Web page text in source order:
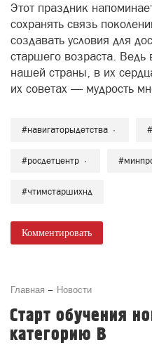
Этот праздник
сохранять связь
создавать условия для
старшего возраста. Ведь
нашей страны, в их
их советах — мудрость
#навигаторыдетства
#росдетцентр
#чтимстаршихнд
Комментировать
Главная Новости
Старт обучения
категорию В